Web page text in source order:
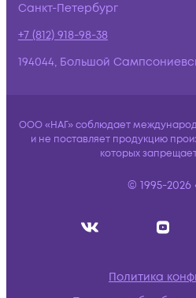
Санкт-Петербург
+7 (812) 918-98-38
194044, Большой
ООО «НАГ» соблюдает
и не поставляет продукцию
которых
© 1995-
Политика